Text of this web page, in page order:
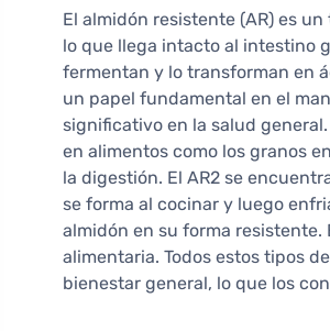
El almidón resistente (AR) es
lo que llega intacto al intestino
fermentan y lo transforman en
un papel fundamental en el
significativo en la salud
en alimentos como los granos
la digestión. El AR2 se
se forma al cocinar y luego
almidón en su forma
alimentaria. Todos estos tipos
bienestar general, lo que los